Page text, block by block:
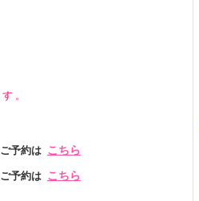
。
予約は こちら
予約は こちら